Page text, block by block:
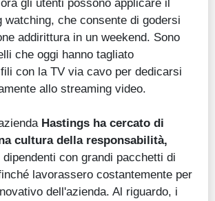
gli utenti possono applicare il
watching, che consente di godersi
addirittura in un weekend. Sono
che oggi hanno tagliato
con la TV via cavo per dedicarsi
allo streaming video.
Hastings ha cercato di
cultura della responsabilità,
con grandi pacchetti di
lavorassero costantemente per
dell'azienda. Al riguardo, i